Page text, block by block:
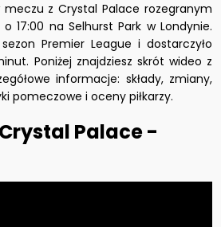
meczu z Crystal Palace rozegranym
17:00 na Selhurst Park w Londynie.
Premier League i dostarczyło
Poniżej znajdziesz skrót wideo z
informacje: składy, zmiany,
pomeczowe i oceny piłkarzy.
Palace -